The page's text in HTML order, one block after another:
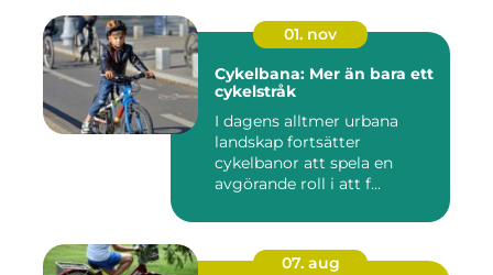
01. nov
Cykelbana: Mer än bara ett
cykelstråk
I dagens alltmer urbana
landskap fortsätter
cykelbanor att spela en
avgörande roll i att f...
07. aug